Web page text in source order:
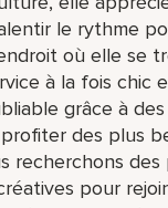
le rythme
où elle se
à la fois chic
grâce à
des plus
recherchons des
pour